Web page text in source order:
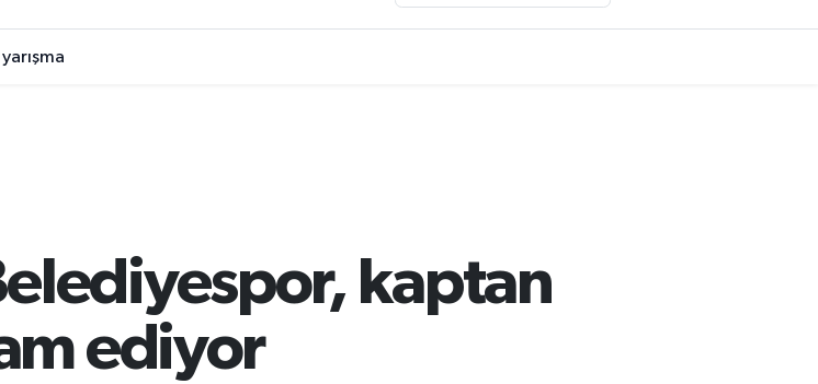
kaptan
ediyor